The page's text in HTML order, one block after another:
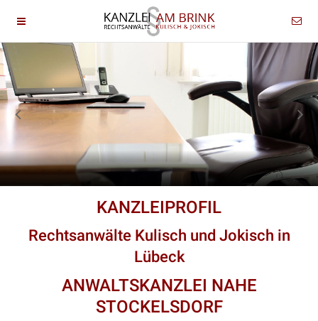
KANZLEIPROFIL
Rechtsanwälte Kulisch und Jokisch in
Lübeck
ANWALTSKANZLEI NAHE
STOCKELSDORF